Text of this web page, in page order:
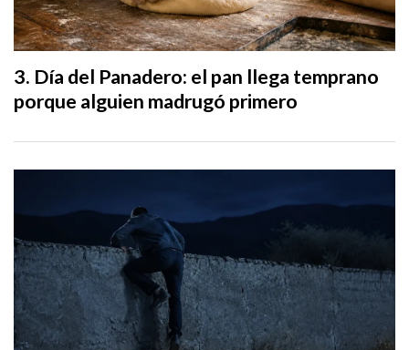
Día del Panadero: el pan llega temprano
porque alguien madrugó primero